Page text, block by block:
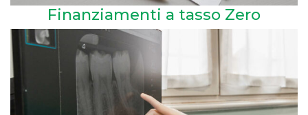
Finanziamenti a tasso Zero